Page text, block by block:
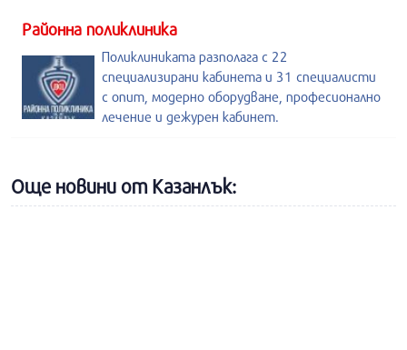
Районна поликлиника
Поликлиниката разполага с 22
специализирани кабинета и 31 специалисти
с опит, модерно оборудване, професионално
лечение и дежурен кабинет.
Още новини от Казанлък: